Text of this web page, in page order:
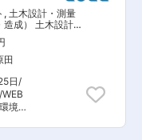
る
(構造
門と
中
トー
高品
適
にす
子
いま
わ
※
て
のも
いま
に図
図面
, 土木設計・測量
造成） 土木設計・
田
日/
境